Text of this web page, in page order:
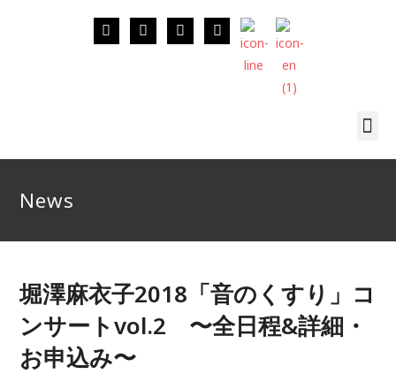
News
堀澤麻衣子2018「音のくすり」コ
ンサートvol.2 〜全日程&詳細・
お申込み〜